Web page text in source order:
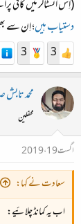
(اِس انسٹالر میں کافی
دستیاب ہیں؛ اِن سے
3
3
محمد
محفلین
اگست 19، 2019
سعادت نے کہا:
اب یہ کمانڈ چلائیے: